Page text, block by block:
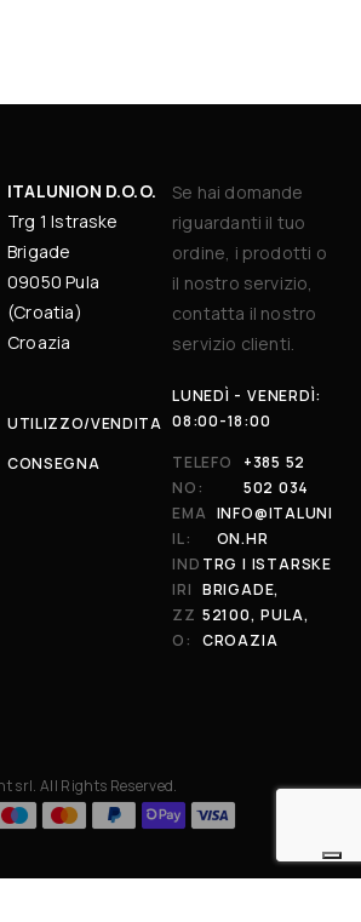
ITALUNION D.O.O.
Trg 1 Istraske
Brigade
09050 Pula
(Croatia)
Croazia
UTILIZZO/VENDITA
CONSEGNA
Se hai domande
riguardanti il tuo
ordine, i prodotti o
il nostro servizio,
contatta il nostro
servizio clienti.
LUNEDÌ - VENERDÌ:
08:00-18:00
TELEFO
NO:
+385 52
502 034
EMA
IL:
INFO@ITALUNI
ON.HR
IND
IRI
ZZ
O:
TRG I ISTARSKE
BRIGADE,
52100, PULA,
CROAZIA
srl. All Rights Reserved.